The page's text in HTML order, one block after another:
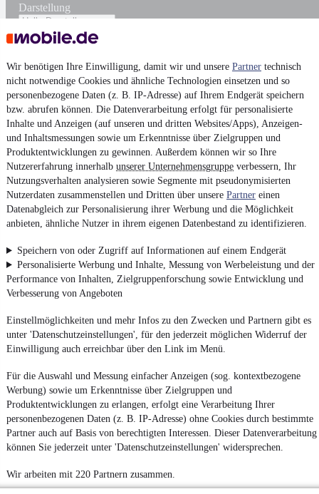
Wir benötigen Ihre Einwilligung, damit wir und unsere Partner technisch
nicht notwendige Cookies und ähnliche Technologien einsetzen und so
personenbezogene Daten (z. B. IP-Adresse) auf Ihrem Endgerät speichern
bzw. abrufen können. Die Datenverarbeitung erfolgt für personalisierte
Inhalte und Anzeigen (auf unseren und dritten Websites/Apps), Anzeigen-
und Inhaltsmessungen sowie um Erkenntnisse über Zielgruppen und
Produktentwicklungen zu gewinnen. Außerdem können wir so Ihre
Nutzererfahrung innerhalb unserer Unternehmensgruppe verbessern, Ihr
Nutzungsverhalten analysieren sowie Segmente mit pseudonymisierten
Nutzerdaten zusammenstellen und Dritten über unsere Partner einen
Datenabgleich zur Personalisierung ihrer Werbung und die Möglichkeit
anbieten, ähnliche Nutzer in ihrem eigenen Datenbestand zu identifizieren.
Speichern von oder Zugriff auf Informationen auf einem Endgerät
Personalisierte Werbung und Inhalte, Messung von Werbeleistung und der
Performance von Inhalten, Zielgruppenforschung sowie Entwicklung und
Verbesserung von Angeboten
Einstellmöglichkeiten und mehr Infos zu den Zwecken und Partnern gibt es
unter 'Datenschutzeinstellungen', für den jederzeit möglichen Widerruf der
Einwilligung auch erreichbar über den Link im Menü.
Für die Auswahl und Messung einfacher Anzeigen (sog. kontextbezogene
Werbung) sowie um Erkenntnisse über Zielgruppen und
Produktentwicklungen zu erlangen, erfolgt eine Verarbeitung Ihrer
personenbezogenen Daten (z. B. IP-Adresse) ohne Cookies durch bestimmte
Partner auch auf Basis von berechtigten Interessen. Dieser Datenverarbeitung
können Sie jederzeit unter 'Datenschutzeinstellungen' widersprechen.
Wir arbeiten mit 220 Partnern zusammen.
Darstellung